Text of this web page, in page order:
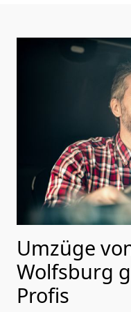
Umzüge
Wolfsburg
Profis